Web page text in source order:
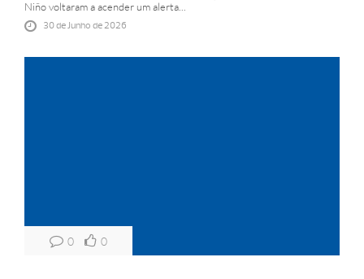
Niño voltaram a acender um alerta...
30 de Junho de 2026
0 0